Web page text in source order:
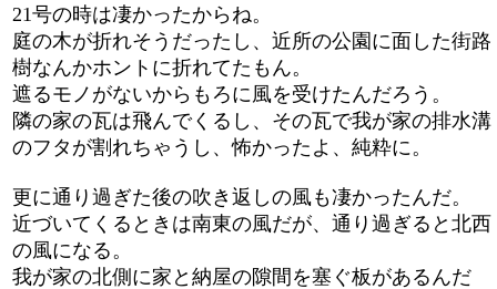
21号の時は凄かったからね。
庭の木が折れそうだったし、近所の公園に面した街路
樹なんかホントに折れてたもん。
遮るモノがないからもろに風を受けたんだろう。
隣の家の瓦は飛んでくるし、その瓦で我が家の排水溝
のフタが割れちゃうし、怖かったよ、純粋に。
更に通り過ぎた後の吹き返しの風も凄かったんだ。
近づいてくるときは南東の風だが、通り過ぎると北西
の風になる。
我が家の北側に家と納屋の隙間を塞ぐ板があるんだ